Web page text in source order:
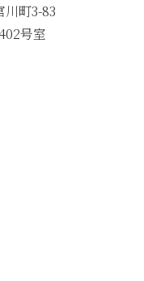
町3-83
号室